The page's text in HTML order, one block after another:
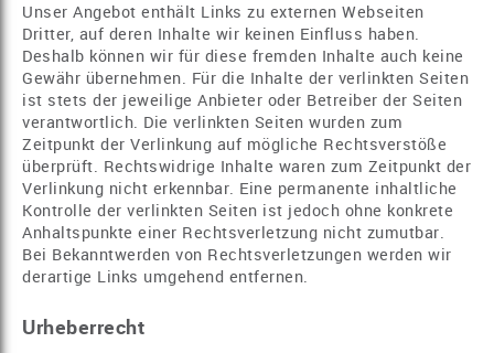
Unser Angebot enthält Links zu externen Webseiten
Dritter, auf deren Inhalte wir keinen Einfluss haben.
Deshalb können wir für diese fremden Inhalte auch keine
Gewähr übernehmen. Für die Inhalte der verlinkten Seiten
ist stets der jeweilige Anbieter oder Betreiber der Seiten
verantwortlich. Die verlinkten Seiten wurden zum
Zeitpunkt der Verlinkung auf mögliche Rechtsverstöße
überprüft. Rechtswidrige Inhalte waren zum Zeitpunkt der
Verlinkung nicht erkennbar. Eine permanente inhaltliche
Kontrolle der verlinkten Seiten ist jedoch ohne konkrete
Anhaltspunkte einer Rechtsverletzung nicht zumutbar.
Bei Bekanntwerden von Rechtsverletzungen werden wir
derartige Links umgehend entfernen.
Urheberrecht